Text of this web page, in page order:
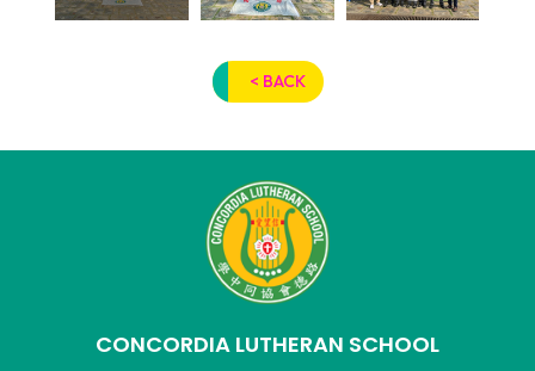
< BACK
CONCORDIA LUTHERAN SCHOOL